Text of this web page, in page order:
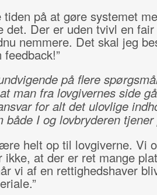
tiden på at gøre systemet
det. Der er uden tvivl en
nemmere. Det skal jeg
på flere
man fra lovgivernes side
for alt det ulovlige
både I og lovbryderen
helt op til lovgiverne. Vi
ikke, at der er ret mange
vi af en rettighedshaver